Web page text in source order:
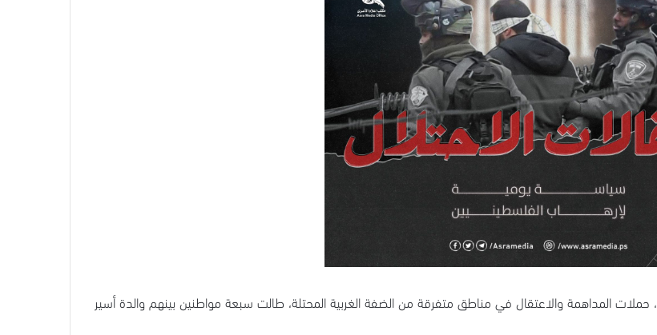
واصلت قوات الاحتلال الإسرائيلي، فجر اليوم الاثنين 25 مايو 2026، حملات المداهمة والاعتقال في مناطق متفرقة من الضفة الغربية المحتلة، طالت سبعة مواطنين بينهم والدة أسير